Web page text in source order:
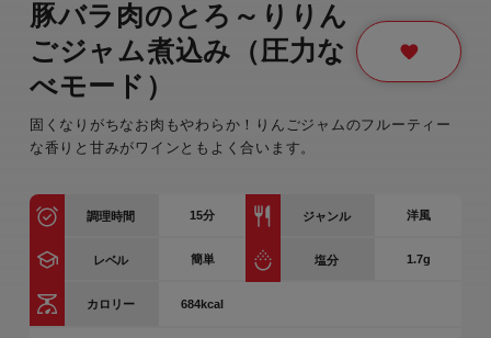
豚バラ肉のとろ～りりん
ごジャム煮込み（圧力な
べモード）
固くなりがちなお肉もやわらか！りんごジャムのフルーティー
な香りと甘みがワインともよく合います。
調理時間 15分 ジャンル 洋風
レベル 簡単 塩分 1.7g
カロリー 684kcal